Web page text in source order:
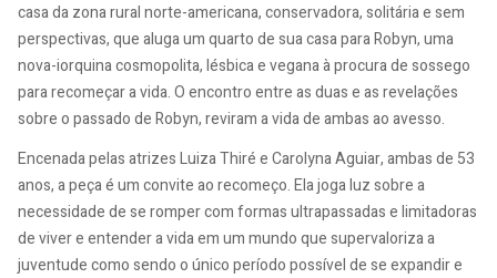
casa da zona rural norte-americana, conservadora, solitária e sem
perspectivas, que aluga um quarto de sua casa para Robyn, uma
nova-iorquina cosmopolita, lésbica e vegana à procura de sossego
para recomeçar a vida. O encontro entre as duas e as revelações
sobre o passado de Robyn, reviram a vida de ambas ao avesso.
Encenada pelas atrizes Luiza Thiré e Carolyna Aguiar, ambas de 53
anos, a peça é um convite ao recomeço. Ela joga luz sobre a
necessidade de se romper com formas ultrapassadas e limitadoras
de viver e entender a vida em um mundo que supervaloriza a
juventude como sendo o único período possível de se expandir e